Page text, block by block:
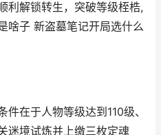
利解锁转生，突破等级桎梏,
啥子 新盗墓笔记开局选什么
在于人物等级达到110级、
迷境试炼并上缴三枚定魂